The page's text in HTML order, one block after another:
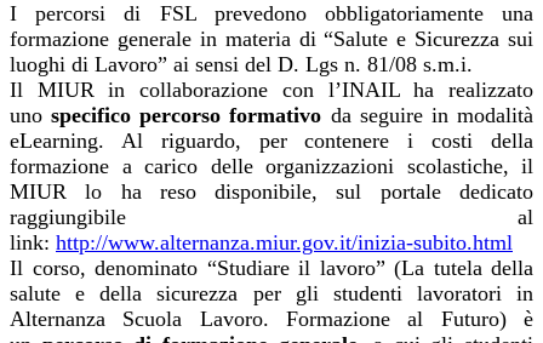
I percorsi di FSL prevedono obbligatoriamente una
formazione generale in materia di “Salute e Sicurezza sui
luoghi di Lavoro” ai sensi del D. Lgs n. 81/08 s.m.i.
Il MIUR in collaborazione con l’INAIL ha realizzato
unospecifico percorso formativo da seguire in modalità
eLearning. Al riguardo, per contenere i costi della
formazione a carico delle organizzazioni scolastiche, il
MIUR lo ha reso disponibile, sul portale dedicato
raggiungibile al
link: http://www.alternanza.miur.gov.it/inizia-subito.html
Il corso, denominato “Studiare il lavoro” (La tutela della
salute e della sicurezza per gli studenti lavoratori in
Alternanza Scuola Lavoro. Formazione al Futuro) è